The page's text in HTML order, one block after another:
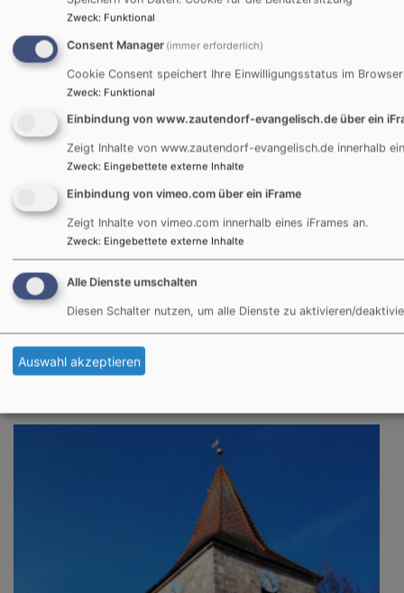
Kirchenvorstandssitzung
Pfr. Thomas Miertschischk
Zautendorf Gemeindehaus Zautendorf
Zweck: Funktional
Consent Manager (immer erforderlich)
Cookie Consent speichert Ihre Einwilligungsstatus im Browser
Zweck: Funktional
Einbindung von www.zautendorf-evangelisch.de über ein
Zeigt Inhalte von www.zautendorf-evangelisch.de innerhalb
Zweck: Eingebettete externe Inhalte
Einbindung von vimeo.com über ein iFrame
Zeigt Inhalte von vimeo.com innerhalb eines iFrames an.
Zweck: Eingebettete externe Inhalte
Alle Dienste umschalten
Diesen Schalter nutzen, um alle Dienste zu aktivieren/
Auswahl akzeptieren